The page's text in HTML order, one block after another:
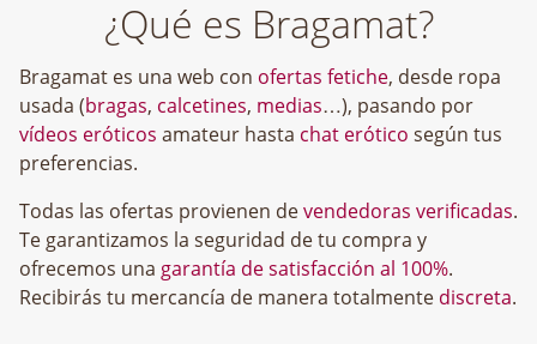
¿Qué es Bragamat?
Bragamat es una web con ofertas fetiche, desde ropa
usada (bragas, calcetines, medias…), pasando por
vídeos eróticos amateur hasta chat erótico según tus
preferencias.
Todas las ofertas provienen devendedoras verificadas.
Te garantizamos la seguridad de tu compra y
ofrecemos una garantía de satisfacción al 100%.
Recibirás tu mercancía de manera totalmente discreta.